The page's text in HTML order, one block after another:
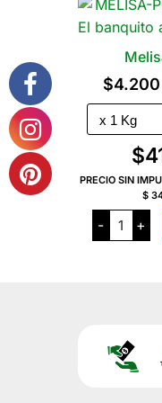
$4.200
$
PRECIO SIN
$
-
Melisa
Picada
+